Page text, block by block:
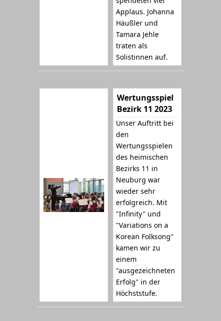
Applaus. Johanna
Häußler und
Tamara Jehle
traten als
Solistinnen auf.
Wertungsspiel
Bezirk 11 2023
Unser Auftritt bei
den
Wertungsspielen
des heimischen
Bezirks 11 in
Neuburg war
wieder sehr
erfolgreich. Mit
"Infinity" und
"Variations on a
Korean Folksong"
kamen wir zu
einem
"ausgezeichneten
Erfolg" in der
Höchststufe.